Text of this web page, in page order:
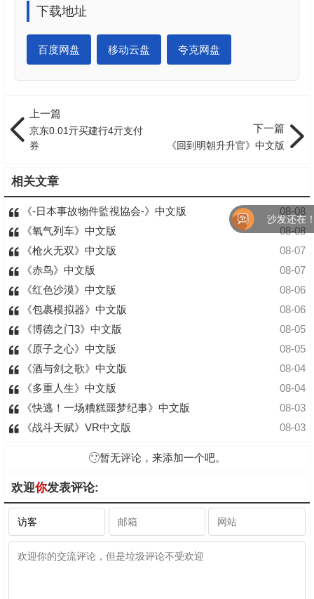
下载地址
百度网盘 移动云盘 夸克网盘
上一篇
京东0.01亓买建行4亓支付
券
下一篇
《回到明朝升升官》中文版
相关文章
08-08
《-日本事故物件監視協会-》中文版
08-08
《氧气列车》中文版
08-07
《枪火无双》中文版
08-07
《赤鸟》中文版
08-06
《红色沙漠》中文版
08-06
《包裹模拟器》中文版
08-05
《博德之门3》中文版
08-05
《原子之心》中文版
08-04
《酒与剑之歌》中文版
08-04
《多重人生》中文版
08-03
《快逃！一场糟糕噩梦纪事》中文版
08-03
《战斗天赋》VR中文版
暂无评论，来添加一个吧。
欢迎你发表评论:
沙发还在！快